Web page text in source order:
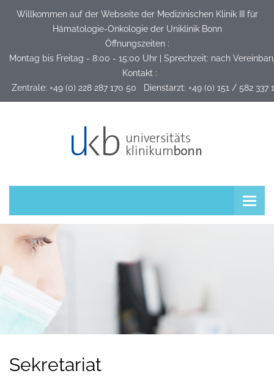
Willkommen auf der Webseite der Medizinischen Klinik III für
Hämatologie-Onkologie der Uniklinik Bonn
Öffnungszeiten :
Montag bis Freitag - 8:00 - 15:00 Uhr | Sprechzeit: nach
Kontakt :
Zentrale: +49 (0) 228 287 170 50   Dienstarzt: +49 (0) 151 / 582 337
Sekretariat